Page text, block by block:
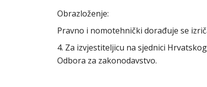
Obrazloženje:
Pravno i nomotehnički dorađuje se
4. Za izvjestiteljicu na sjednici
Odbora za zakonodavstvo.